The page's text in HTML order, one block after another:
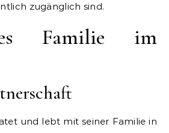
zugänglich sind.
Familie im
und lebt mit seiner Familie in